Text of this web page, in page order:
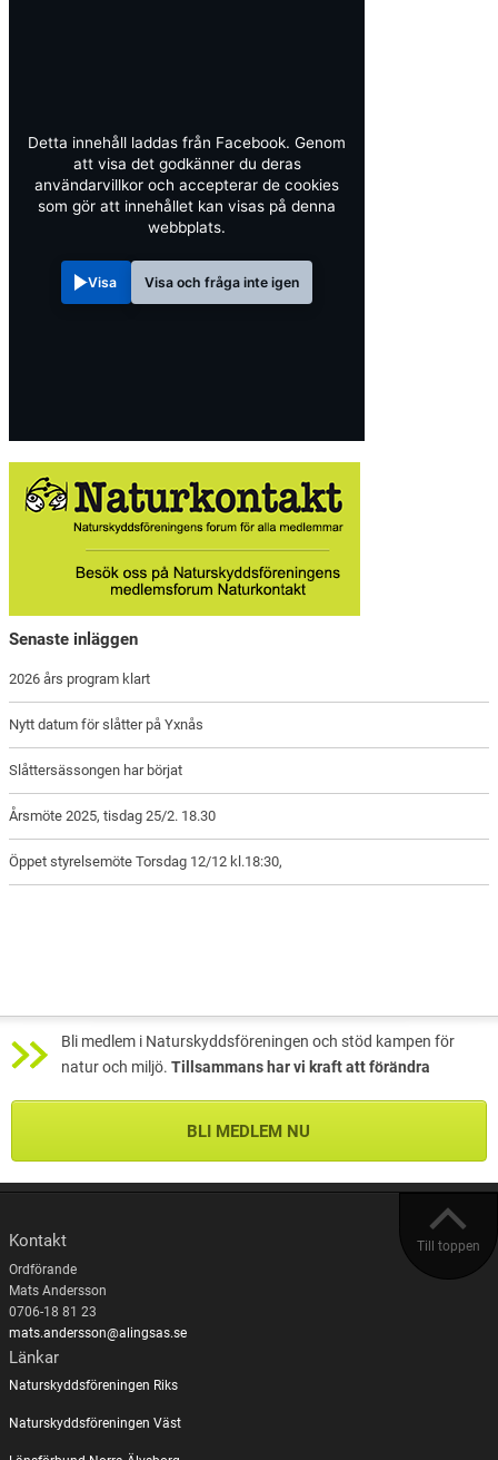
Detta innehåll laddas från Facebook. Genom
att visa det godkänner du deras
användarvillkor och accepterar de cookies
som gör att innehållet kan visas på denna
webbplats.
Visa Visa och fråga inte igen
Senaste inläggen
2026 års program klart
Nytt datum för slåtter på Yxnås
Slåttersässongen har börjat
Årsmöte 2025, tisdag 25/2. 18.30
Öppet styrelsemöte Torsdag 12/12 kl.18:30,
Bli medlem i Naturskyddsföreningen och stöd kampen för
natur och miljö. Tillsammans har vi kraft att förändra
BLI MEDLEM NU
Till toppen
Kontakt
Ordförande
Mats Andersson
0706-18 81 23
mats.andersson@alingsas.se
Länkar
Naturskyddsföreningen Riks
Naturskyddsföreningen Väst